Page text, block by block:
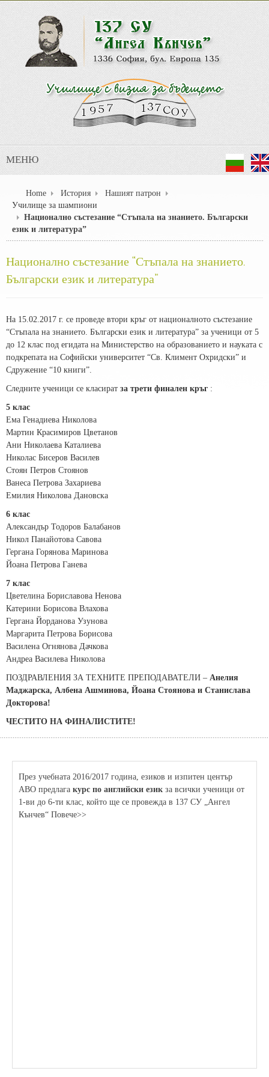
МЕНЮ
Home История
Нашият патрон
Училище за шампиони
Национално състезание “Стъпала на знанието. Български
език и литература”
Национално състезание “Стъпала на знанието.
Български език и литература”
На 15.02.2017 г. се проведе втори кръг от националното състезание
“Стъпала на знанието. Български език и литература” за ученици от 5
до 12 клас под егидата на Министерство на образованието и науката с
подкрепата на Софийски университет “Св. Климент Охридски” и
Сдружение “10 книги”.
Следните ученици се класират за трети финален кръг :
5 клас
Ема Генадиева Николова
Мартин Красимиров Цветанов
Ани Николаева Каталиева
Николас Бисеров Василев
Стоян Петров Стоянов
Ванеса Петрова Захариева
Емилия Николова Дановска
6 клас
Александър Тодоров Балабанов
Никол Панайотова Савова
Гергана Горянова Маринова
Йоана Петрова Ганева
7 клас
Цветелина Бориславова Ненова
Катерини Борисова Влахова
Гергана Йорданова Узунова
Маргарита Петрова Борисова
Василена Огнянова Дачкова
Андреа Василева Николова
ПОЗДРАВЛЕНИЯ ЗА ТЕХНИТЕ ПРЕПОДАВАТЕЛИ – Анелия
Маджарска, Албена Ашминова, Йоана Стоянова и Станислава
Докторова!
ЧЕСТИТО НА ФИНАЛИСТИТЕ!
През учебната 2016/2017 година, езиков и изпитен център
АВО предлага курс по английски език за всички ученици от
1-ви до 6-ти клас, който ще се провежда в 137 СУ „Ангел
Кънчев“ Повече>>